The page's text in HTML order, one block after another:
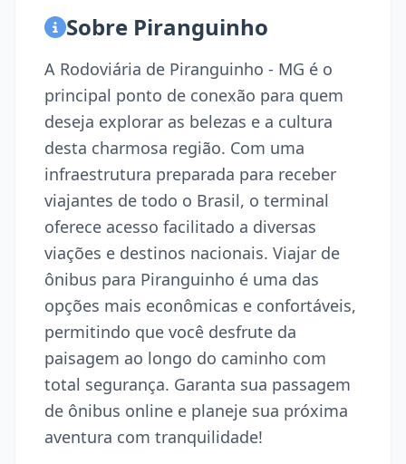
Sobre Piranguinho
A Rodoviária de Piranguinho - MG é o
principal ponto de conexão para quem
deseja explorar as belezas e a cultura
desta charmosa região. Com uma
infraestrutura preparada para receber
viajantes de todo o Brasil, o terminal
oferece acesso facilitado a diversas
viações e destinos nacionais. Viajar de
ônibus para Piranguinho é uma das
opções mais econômicas e confortáveis,
permitindo que você desfrute da
paisagem ao longo do caminho com
total segurança. Garanta sua passagem
de ônibus online e planeje sua próxima
aventura com tranquilidade!